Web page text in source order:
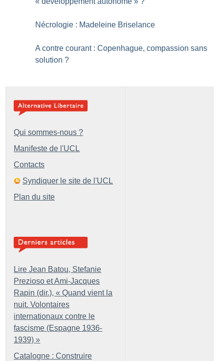
Nécrologie : Madeleine Briselance
A contre courant : Copenhague, compassion sans
solution ?
Qui sommes-nous ?
Manifeste de l'UCL
Contacts
Syndiquer le site de l'UCL
Plan du site
Lire Jean Batou, Stefanie
Prezioso et Ami-Jacques
Rapin (dir.), « Quand vient la
nuit. Volontaires
internationaux contre le
fascisme (Espagne 1936-
1939) »
Catalogne : Construire